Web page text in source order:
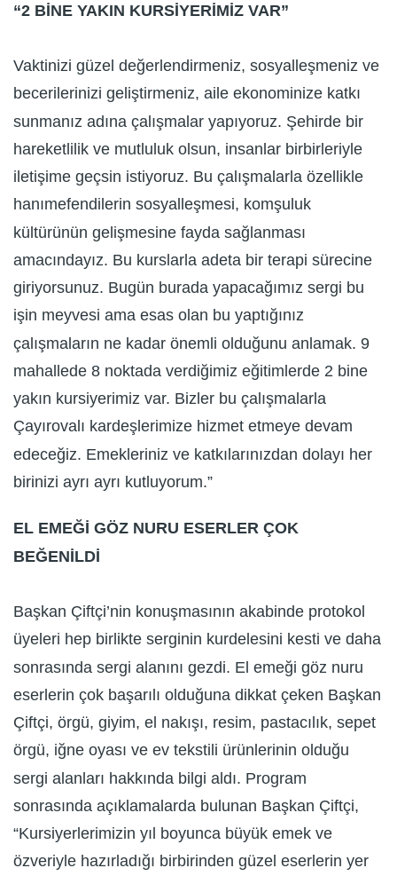
“2 BİNE YAKIN KURSİYERİMİZ VAR”
Vaktinizi güzel değerlendirmeniz, sosyalleşmeniz ve
becerilerinizi geliştirmeniz, aile ekonominize katkı
sunmanız adına çalışmalar yapıyoruz. Şehirde bir
hareketlilik ve mutluluk olsun, insanlar birbirleriyle
iletişime geçsin istiyoruz. Bu çalışmalarla özellikle
hanımefendilerin sosyalleşmesi, komşuluk
kültürünün gelişmesine fayda sağlanması
amacındayız. Bu kurslarla adeta bir terapi sürecine
giriyorsunuz. Bugün burada yapacağımız sergi bu
işin meyvesi ama esas olan bu yaptığınız
çalışmaların ne kadar önemli olduğunu anlamak. 9
mahallede 8 noktada verdiğimiz eğitimlerde 2 bine
yakın kursiyerimiz var. Bizler bu çalışmalarla
Çayırovalı kardeşlerimize hizmet etmeye devam
edeceğiz. Emekleriniz ve katkılarınızdan dolayı her
birinizi ayrı ayrı kutluyorum.”
EL EMEĞİ GÖZ NURU ESERLER ÇOK
BEĞENİLDİ
Başkan Çiftçi’nin konuşmasının akabinde protokol
üyeleri hep birlikte serginin kurdelesini kesti ve daha
sonrasında sergi alanını gezdi. El emeği göz nuru
eserlerin çok başarılı olduğuna dikkat çeken Başkan
Çiftçi, örgü, giyim, el nakışı, resim, pastacılık, sepet
örgü, iğne oyası ve ev tekstili ürünlerinin olduğu
sergi alanları hakkında bilgi aldı. Program
sonrasında açıklamalarda bulunan Başkan Çiftçi,
“Kursiyerlerimizin yıl boyunca büyük emek ve
özveriyle hazırladığı birbirinden güzel eserlerin yer